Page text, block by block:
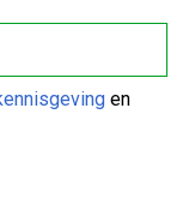
en